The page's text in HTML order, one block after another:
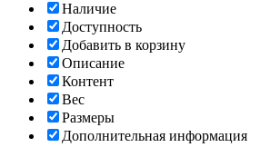
Наличие
Доступность
Добавить в корзину
Описание
Контент
Вес
Размеры
Дополнительная информация